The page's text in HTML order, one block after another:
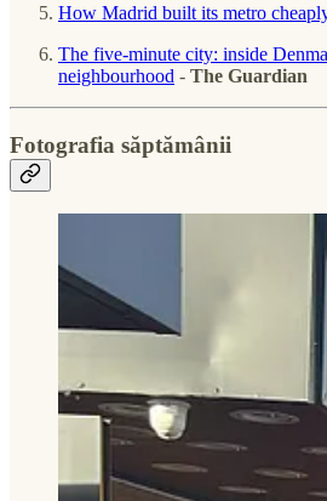
How Madrid built its metro
The five-minute city: inside
neighbourhood - The Guardian
Fotografia săptămânii